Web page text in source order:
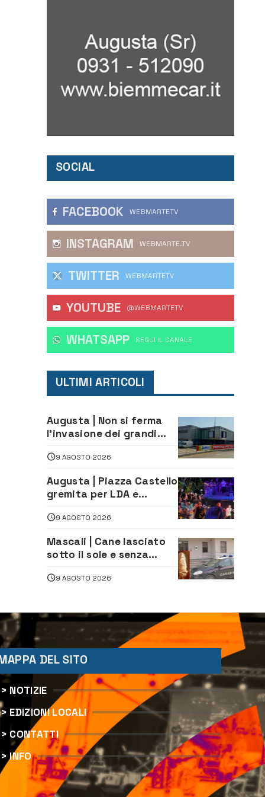
SOCIAL
FACEBOOK WEBMARTETV
INSTAGRAM WEBMARTE.TV
TWITTER WEBMARTETV
YOUTUBE @WEBMARTETV
WHATSAPP ‎SEGUI IL CANALE
ULTIMI ARTICOLI
Augusta | Non si ferma
l’invasione dei grandi
9 AGOSTO 2026
Augusta | Piazza Castello
gremita per LDA e
ed emozioni per
“Augusta d’Estate”
9 AGOSTO 2026
Mascali | Cane lasciato
sotto il sole e senza
denunciano proprietario
9 AGOSTO 2026
DEL SITO
> NOTIZIE
> EDIZIONI LOCALI
> CONTATTI
> INFO